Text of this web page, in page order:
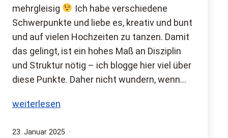
mehrgleisig
Ich habe verschiedene
Schwerpunkte und liebe es, kreativ und bunt
und auf vielen Hochzeiten zu tanzen. Damit
das gelingt, ist ein hohes Maß an Disziplin
und Struktur nötig – ich blogge hier viel über
diese Punkte. Daher nicht wundern, wenn…
Wie
2025
weiterlesen
Veröffentlicht
23. Januar 2025